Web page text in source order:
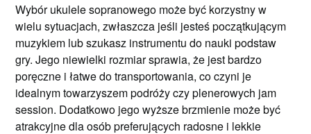
Wybór ukulele sopranowego może być korzystny w
wielu sytuacjach, zwłaszcza jeśli jesteś początkującym
muzykiem lub szukasz instrumentu do nauki podstaw
gry. Jego niewielki rozmiar sprawia, że jest bardzo
poręczne i łatwe do transportowania, co czyni je
idealnym towarzyszem podróży czy plenerowych jam
session. Dodatkowo jego wyższe brzmienie może być
atrakcyjne dla osób preferujących radosne i lekkie